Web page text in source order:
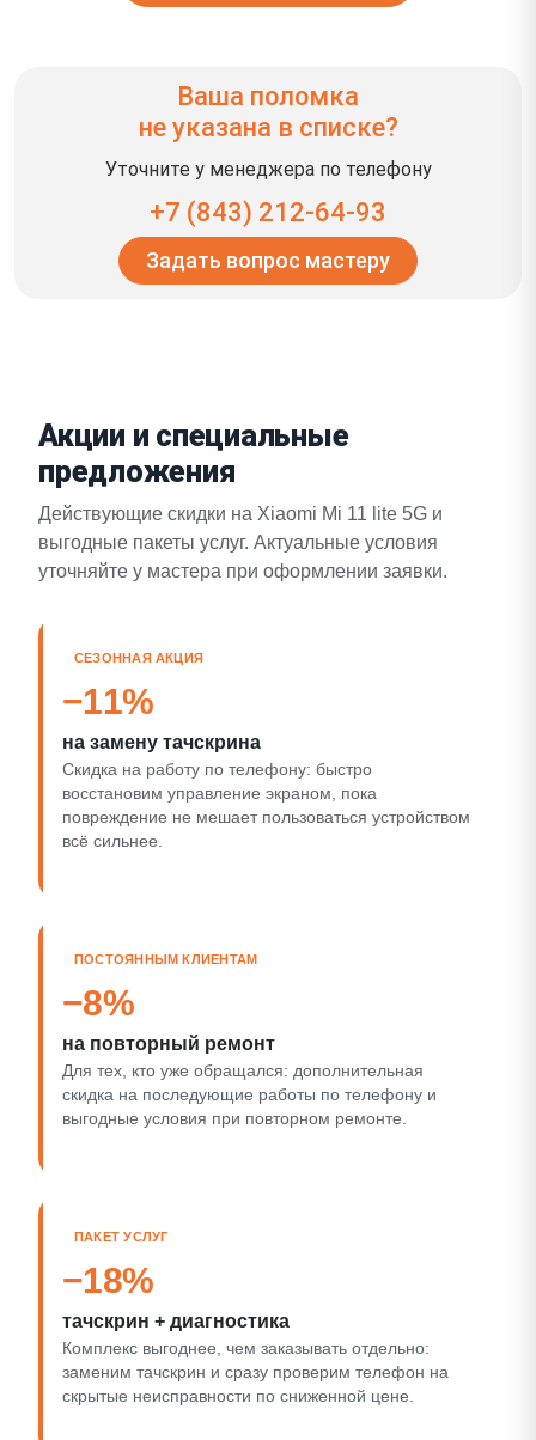
Ваша поломка
не указана в списке?
Уточните у менеджера по телефону
+7 (843) 212-64-93
Задать вопрос мастеру
Акции и специальные
предложения
Действующие скидки на Xiaomi Mi 11 lite 5G и
выгодные пакеты услуг. Актуальные условия
уточняйте у мастера при оформлении заявки.
СЕЗОННАЯ АКЦИЯ
−11%
на замену тачскрина
Скидка на работу по телефону: быстро
восстановим управление экраном, пока
повреждение не мешает пользоваться устройством
всё сильнее.
ПОСТОЯННЫМ КЛИЕНТАМ
−8%
на повторный ремонт
Для тех, кто уже обращался: дополнительная
скидка на последующие работы по телефону и
выгодные условия при повторном ремонте.
ПАКЕТ УСЛУГ
−18%
тачскрин + диагностика
Комплекс выгоднее, чем заказывать отдельно:
заменим тачскрин и сразу проверим телефон на
скрытые неисправности по сниженной цене.